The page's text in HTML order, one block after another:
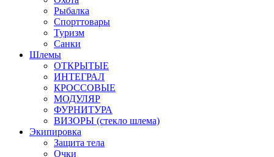
Рыбалка
Спорттовары
Туризм
Санки
Шлемы
ОТКРЫТЫЕ
ИНТЕГРАЛ
КРОССОВЫЕ
МОДУЛЯР
ФУРНИТУРА
ВИЗОРЫ (стекло шлема)
Экипировка
Защита тела
Очки